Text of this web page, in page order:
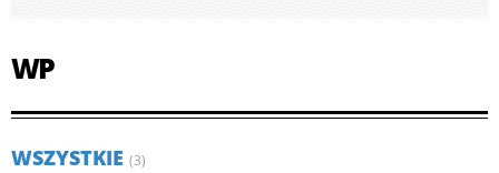
WP
WSZYSTKIE (3)